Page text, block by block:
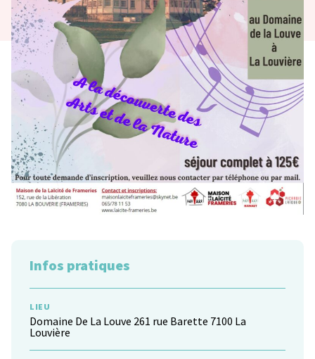
Infos pratiques
LIEU
Domaine De La Louve 261 rue Barette 7100 La
Louvière